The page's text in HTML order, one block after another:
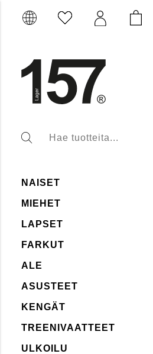
NAISET
MIEHET
LAPSET
FARKUT
ALE
ASUSTEET
KENGÄT
TREENIVAATTEET
ULKOILU